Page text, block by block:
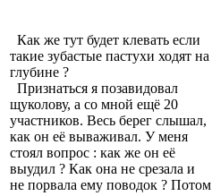
Как же тут будет клевать если
такие зубастые пастухи ходят на
глубине ?
Признаться я позавидовал
щуколову, а со мной ещё 20
участников. Весь берег слышал,
как он её вываживал. У меня
стоял вопрос : как же он её
выудил ? Как она не срезала и
не порвала ему поводок ? Потом